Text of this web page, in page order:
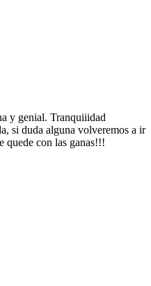
y genial. Tranquiiidad
si duda alguna volveremos a ir
quede con las ganas!!!